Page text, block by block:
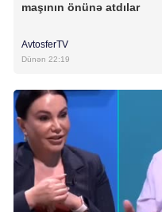
maşının önünə atdılar
AvtosferTV
Dünən 22:19